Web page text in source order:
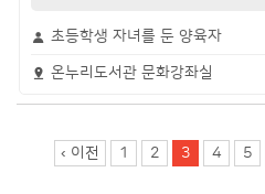
초등학생 자녀를 둔 양육자
온누리도서관 문화강좌실
페이지
‹ 이전
1 2 3 4 5